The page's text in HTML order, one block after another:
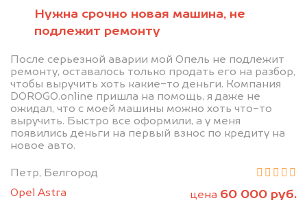
Нужна срочно новая машина, не
подлежит ремонту
После серьезной аварии мой Опель не подлежит
ремонту, оставалось только продать его на разбор,
чтобы выручить хоть какие-то деньги. Компания
DOROGO.online пришла на помощь, я даже не
ожидал, что с моей машины можно хоть что-то
выручить. Быстро все оформили, а у меня
появились деньги на первый взнос по кредиту на
новое авто.
Петр, Белгород
Opel Astra
цена 60 000 руб.